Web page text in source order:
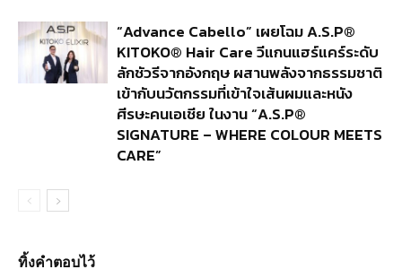
“Advance Cabello” เผยโฉม A.S.P®
KITOKO® Hair Care วีแกนแฮร์แคร์ระดับ
ลักชัวรีจากอังกฤษ ผสานพลังจากธรรมชาติ
เข้ากับนวัตกรรมที่เข้าใจเส้นผมและหนัง
ศีรษะคนเอเชีย ในงาน “A.S.P®
SIGNATURE – WHERE COLOUR MEETS
CARE”
ทิ้งคำตอบไว้